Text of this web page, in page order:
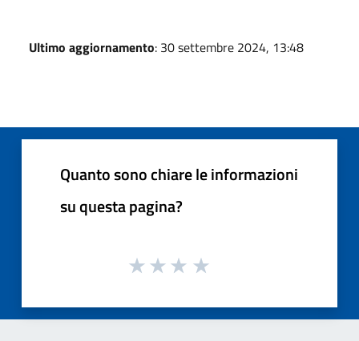
Ultimo aggiornamento: 30 settembre 2024, 13:48
Quanto sono chiare le informazioni
su questa pagina?